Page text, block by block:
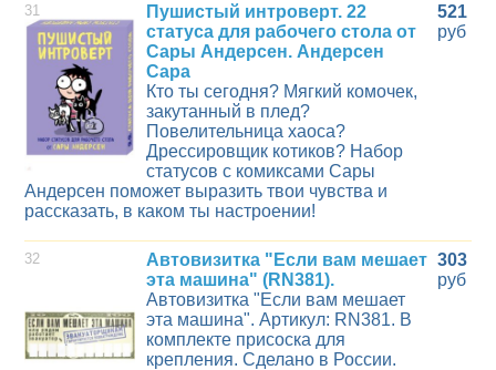
31
Пушистый интроверт. 22
статуса для рабочего стола от
Сары Андерсен. Андерсен
Сара
Кто ты сегодня? Мягкий комочек,
закутанный в плед?
Повелительница хаоса?
Дрессировщик котиков? Набор
статусов с комиксами Сары
Андерсен поможет выразить твои чувства и
рассказать, в каком ты настроении!
521
руб
32
Автовизитка "Если вам мешает
эта машина" (RN381).
Автовизитка "Если вам мешает
эта машина". Артикул: RN381. В
комплекте присоска для
крепления. Сделано в России.
303
руб